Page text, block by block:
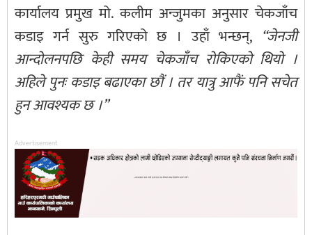
कार्यालय प्रमुख मो. कलीम अन्जुमका अनुसार चेकजाँच
कडाइ गर्न सुरु गरिएको छ । उहाँ भन्छन्, “जेनजी
आन्दोलनपछि केही समय चेकजाँच रोकिएको थियो ।
अहिले पुनः कडाइ बढाएका छौं । तर यात्रु आफैं पनि सचेत
हुन आवश्यक छ ।”
Advertisement